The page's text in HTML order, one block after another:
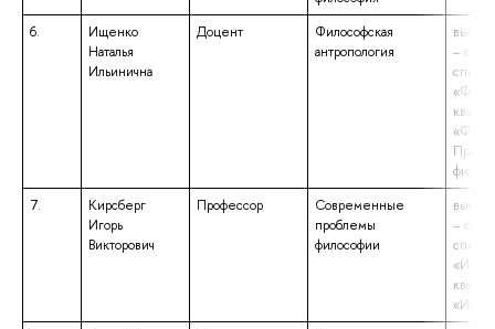
6.
Ищенко
Наталья
Ильинична
Доцент
Философская
антропология
–
7.
Кирсберг
Игорь
Викторович
Профессор
Современные
проблемы
философии
–